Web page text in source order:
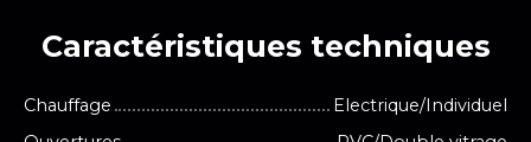
Caractéristiques techniques
Chauffage
Electrique/Individuel